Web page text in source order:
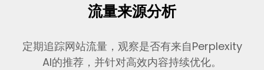
流量来源分析
定期追踪网站流量，观察是否有来自Perplexity
AI的推荐，并针对高效内容持续优化。